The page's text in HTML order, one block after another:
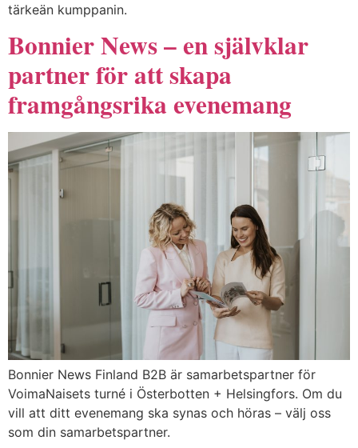
tärkeän kumppanin.
Bonnier News – en självklar
partner för att skapa
framgångsrika evenemang
Bonnier News Finland B2B är samarbetspartner för
VoimaNaisets turné i Österbotten + Helsingfors. Om du
vill att ditt evenemang ska synas och höras – välj oss
som din samarbetspartner.